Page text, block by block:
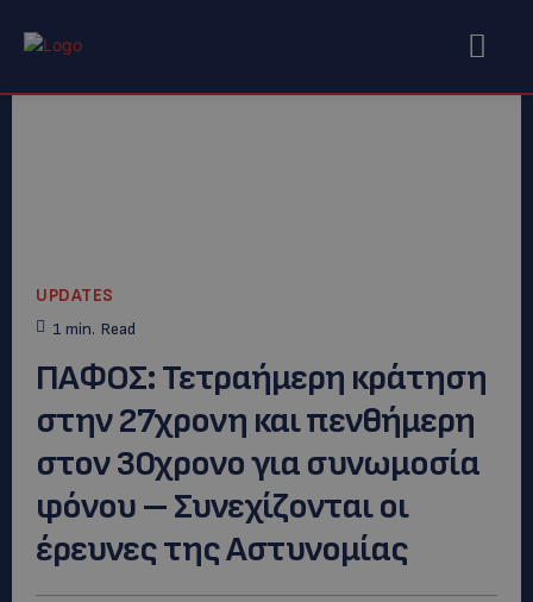
UPDATES
1 min. Read
ΠΑΦΟΣ: Τετραήμερη κράτηση
στην 27χρονη και πενθήμερη
στον 30χρονο για συνωμοσία
φόνου – Συνεχίζονται οι
έρευνες της Αστυνομίας